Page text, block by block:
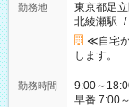
勤務地
東京都足
北綾瀬駅 /
≪自宅
します。
勤務時間
9:00～18:00（休憩60分）
早番 7:00～16:00